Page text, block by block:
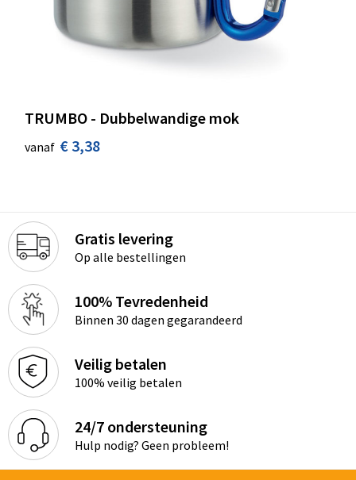
TRUMBO - Dubbelwandige mok
vanaf € 3,38
Gratis levering
Op alle bestellingen
100% Tevredenheid
Binnen 30 dagen gegarandeerd
Veilig betalen
100% veilig betalen
24/7 ondersteuning
Hulp nodig? Geen probleem!